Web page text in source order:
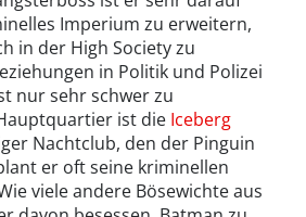
Imperium zu erweitern,
in der High Society zu
in Politik und Polizei
nur sehr schwer zu
ist die Iceberg
Nachtclub, den der Pinguin
er oft seine kriminellen
viele andere Bösewichte aus